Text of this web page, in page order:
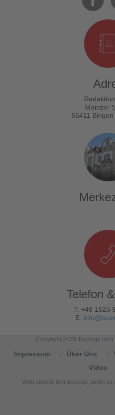
Mainzer
55411
Telefon
T. +49 1525
E.
Copyright 2020
Impressum Über Uns
Video
Web sitemiz tüm desktop, tablet ve